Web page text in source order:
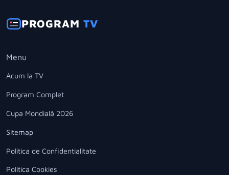
PROGRAMTV
Menu
Acum la TV
Program Complet
Cupa Mondială 2026
Sitemap
Politica de Confidentialitate
Politica Cookies